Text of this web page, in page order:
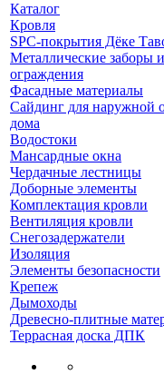
Каталог
Кровля
SPC-покрытия Дёке
Металлические заборы и
ограждения
Фасадные материалы
Сайдинг для наружной
дома
Водостоки
Мансардные окна
Чердачные лестницы
Доборные элементы
Комплектация кровли
Вентиляция кровли
Снегозадержатели
Изоляция
Элементы безопасности
Крепеж
Дымоходы
Древесно-плитные
Террасная доска ДПК